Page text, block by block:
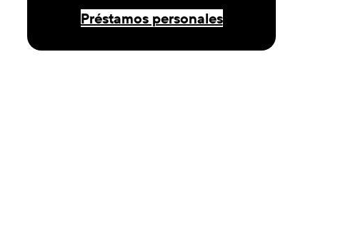
Préstamos personales